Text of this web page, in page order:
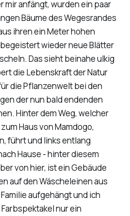
mir anfängt, wurden ein paar
Bäume des Wegesrandes
ihren ein Meter hohen
wieder neue Blätter
Das sieht beinahe ulkig
die Lebenskraft der Natur
die Pflanzenwelt bei den
der nun bald endenden
Hinter dem Weg, welcher
Haus von Mamdogo,
führt und links entlang
Hause - hinter diesem
von hier, ist ein Gebäude
auf den Wäscheleinen aus
aufgehängt und ich
nur ein